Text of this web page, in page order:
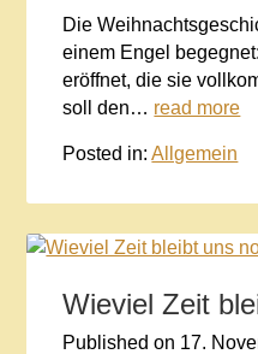
Die
einem Engel
eröffnet, die sie
soll den… read more
Posted in:Allgemein
Wieviel Zeit
Published on 17.